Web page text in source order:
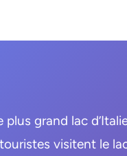
plus grand lac
visitent le